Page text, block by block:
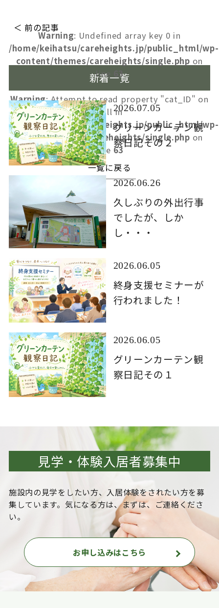
＜ 前の記事
Warning: Undefined array key 0 in
/home/keihatsu/careheights.jp/public_html/wp-
content/themes/careheights/single.php on
line
63
Warning: Attempt to read property "cat_ID" on
null in
/home/keihatsu/careheights.jp/public_html/wp-
content/themes/careheights/single.php on
line 63
一覧に戻る
新着一覧
2026.07.05
グリーンカーテン観
察日記その２
2026.06.26
久しぶりの外出行事
でしたが、しか
し・・・
2026.06.05
終身支援セミナーが
行われました！
2026.06.05
グリーンカーテン観
察日記その１
見学・体験入居者募集中
施設内の見学をしたい方、入居体験をされたい方を募
集しています。気になる方は、まずは、ご連絡くださ
い。
お申し込みはこちら